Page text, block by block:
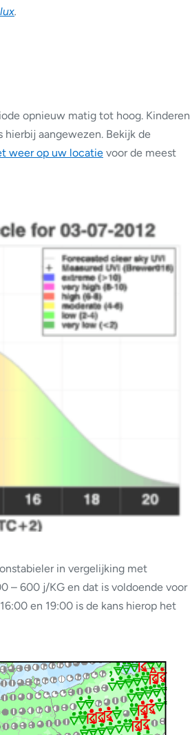
.
opnieuw matig tot hoog. Kinderen
hierbij aangewezen. Bekijk de
weer op uw locatie voor de meest
in vergelijking met
– 600 j/KG en dat is voldoende voor
en 19:00 is de kans hierop het